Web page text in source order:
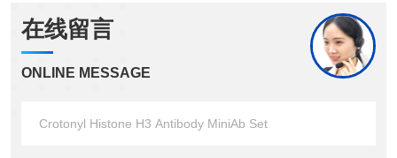
在线留言
ONLINE MESSAGE